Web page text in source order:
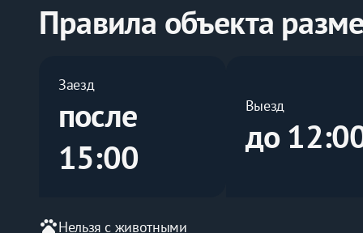
Правила объекта
Заезд
после
15:00
Выезд
до
petsНельзя с животными